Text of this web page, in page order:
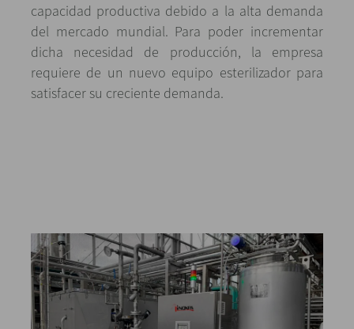
capacidad productiva debido a la alta demanda
del mercado mundial. Para poder incrementar
dicha necesidad de producción, la empresa
requiere de un nuevo equipo esterilizador para
satisfacer su creciente demanda.